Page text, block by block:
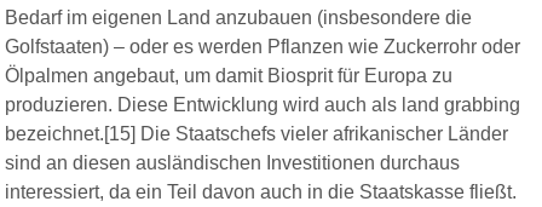
Bedarf im eigenen Land anzubauen (insbesondere die
Golfstaaten) – oder es werden Pflanzen wie Zuckerrohr oder
Ölpalmen angebaut, um damit Biosprit für Europa zu
produzieren. Diese Entwicklung wird auch als land grabbing
bezeichnet.[15] Die Staatschefs vieler afrikanischer Länder
sind an diesen ausländischen Investitionen durchaus
interessiert, da ein Teil davon auch in die Staatskasse fließt.